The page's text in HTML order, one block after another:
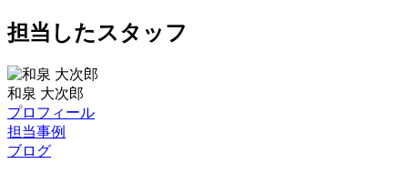
担当したスタッフ
和泉 大次郎
プロフィール
担当事例
ブログ